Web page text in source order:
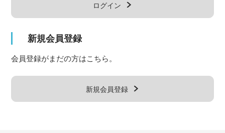
ログイン
新規会員登録
会員登録がまだの方はこちら。
新規会員登録